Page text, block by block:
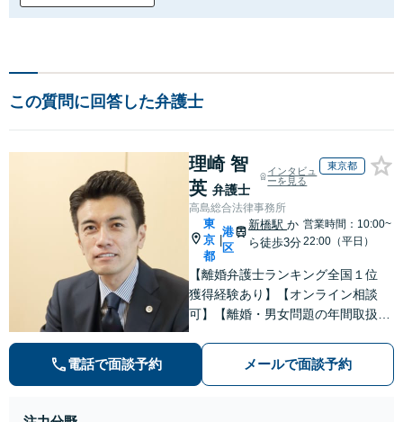
この質問に回答した弁護士
理崎 智
英 弁護士
インタビュ
ーを見る
東京都
高島総合法律事務所
東
京
都
|
港
区
新橋駅か
ら徒歩3分
営業時間：10:00~
22:00（平日）
【離婚弁護士ランキング全国１位
獲得経験あり】【オンライン相談
可】【離婚・男女問題の年間取扱件
き寝入りしたくないという方は是非
ご相談ください。
電話で面談予約 メールで面談予約